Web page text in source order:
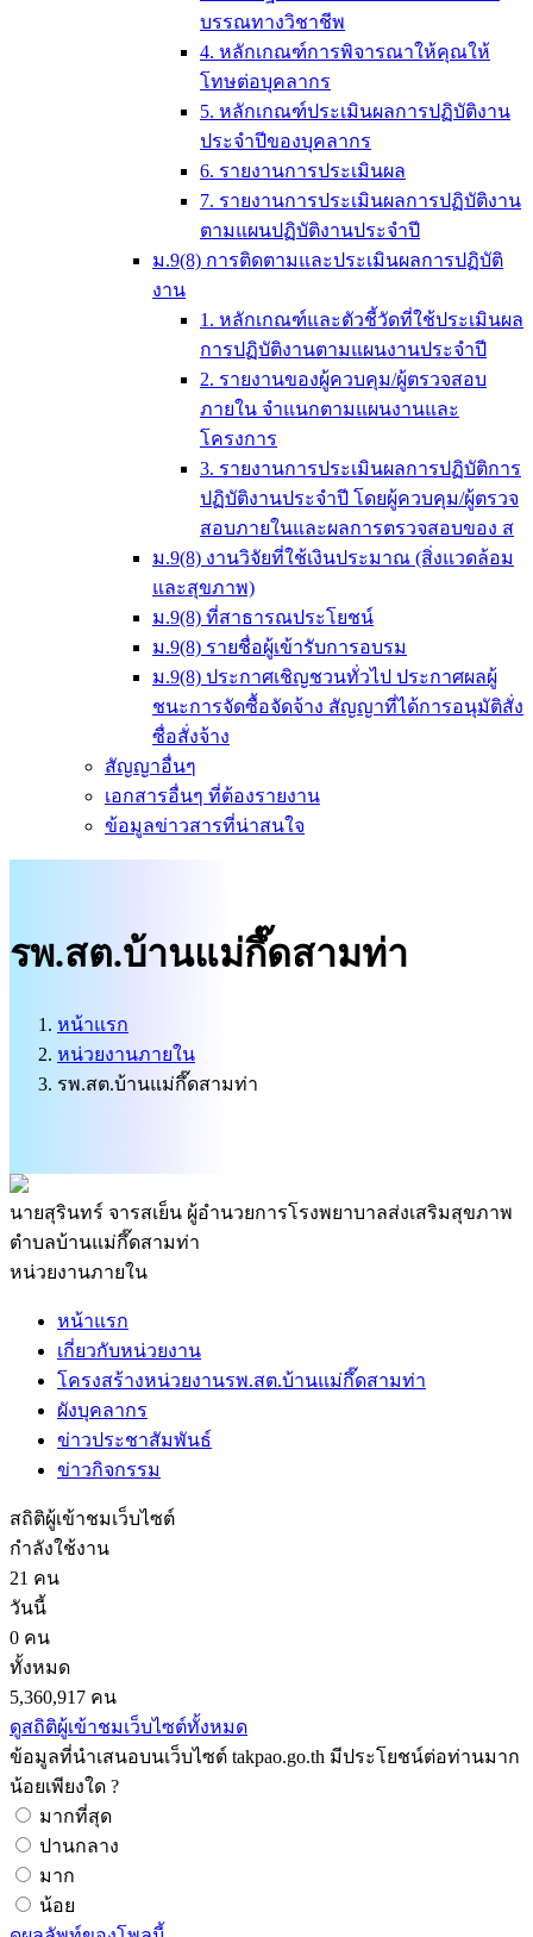
บรรณทางวิชาชีพ
4. หลักเกณฑ์การพิจารณาให้คุณให้
โทษต่อบุคลากร
5. หลักเกณฑ์ประเมินผลการปฏิบัติงาน
ประจำปีของบุคลากร
6. รายงานการประเมินผล
7. รายงานการประเมินผลการปฏิบัติงาน
ตามแผนปฏิบัติงานประจำปี
ม.9(8) การติดตามและประเมินผลการปฏิบัติ
งาน
1. หลักเกณฑ์และตัวชี้วัดที่ใช้ประเมินผล
การปฏิบัติงานตามแผนงานประจำปี
2. รายงานของผู้ควบคุม/ผู้ตรวจสอบ
ภายใน จำแนกตามแผนงานและ
โครงการ
3. รายงานการประเมินผลการปฏิบัติการ
ปฏิบัติงานประจำปี โดยผู้ควบคุม/ผู้ตรวจ
สอบภายในและผลการตรวจสอบของ ส
ม.9(8) งานวิจัยที่ใช้เงินประมาณ (สิ่งแวดล้อม
และสุขภาพ)
ม.9(8) ที่สาธารณประโยชน์
ม.9(8) รายชื่อผู้เข้ารับการอบรม
ม.9(8) ประกาศเชิญชวนทั่วไป ประกาศผลผู้
ชนะการจัดซื้อจัดจ้าง สัญญาที่ได้การอนุมัติสั่ง
ซื่อสั่งจ้าง
สัญญาอื่นๆ
เอกสารอื่นๆ ที่ต้องรายงาน
ข้อมูลข่าวสารที่น่าสนใจ
รพ.สต.บ้านแม่กึ๊ดสามท่า
หน้าแรก
หน่วยงานภายใน
รพ.สต.บ้านแม่กึ๊ดสามท่า
นายสุรินทร์ จารสเย็น ผู้อำนวยการโรงพยาบาลส่งเสริมสุขภาพ
ตำบลบ้านแม่กึ๊ดสามท่า
หน่วยงานภายใน
หน้าแรก
เกี่ยวกับหน่วยงาน
โครงสร้างหน่วยงานรพ.สต.บ้านแม่กึ๊ดสามท่า
ผังบุคลากร
ข่าวประชาสัมพันธ์
ข่าวกิจกรรม
สถิติผู้เข้าชมเว็บไซต์
กำลังใช้งาน
21 คน
วันนี้
0 คน
ทั้งหมด
5,360,917 คน
ดูสถิติผู้เข้าชมเว็บไซต์ทั้งหมด
ข้อมูลที่นำเสนอบนเว็บไซต์ takpao.go.th มีประโยชน์ต่อท่านมาก
น้อยเพียงใด ?
มากที่สุด
ปานกลาง
มาก
น้อย